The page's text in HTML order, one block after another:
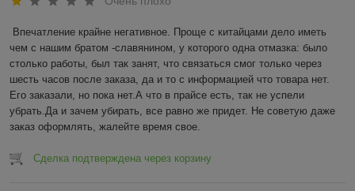
Впечатление крайне негативное. Проще с китайцами дело иметь
чем с нашим братом -славянином, у которого одна отмазка: было
столько работы, был так занят, что связаться смог только через
шесть часов после заказа, да и то с информацией что товара нет.
Его заказали, но пока нет.А что в прайсе есть, так не успели
убрать.Да и зачем убирать, все равно же придет. Не советую даже
заказ оформлять, жалейте время свое.
Сделка подтверждена через корзину